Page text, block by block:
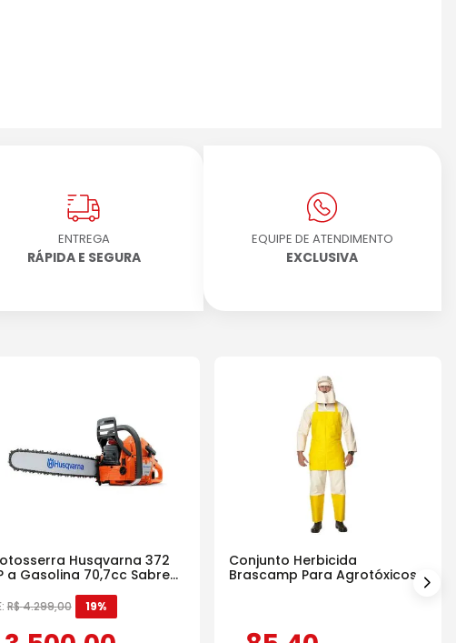
ENTREGA
RÁPIDA E SEGURA
EQUIPE DE ATENDIMENTO
EXCLUSIVA
Husqvarna 372
a Gasolina 70,7cc Sabre
R$4.299,00 19%
Conjunto Herbicida
Brascamp Para Agrotóxicos
30 Lavagens